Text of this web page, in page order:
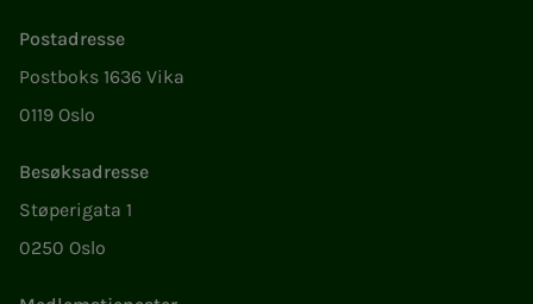
Postadresse
Postboks 1636 Vika
0119 Oslo
Besøksadresse
Støperigata 1
0250 Oslo